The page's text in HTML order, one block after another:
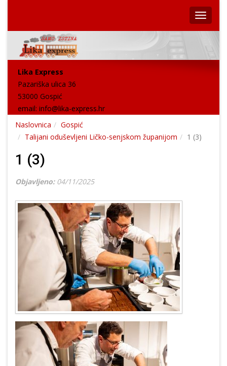
Lika Express
Pazariška ulica 36
53000 Gospić
email: info@lika-express.hr
Naslovnica
Gospić
Talijani oduševljeni Ličko-senjskom županijom
1 (3)
1 (3)
Objavljeno: 04/11/2025